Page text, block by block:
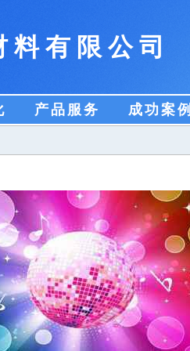
有限公司
产品服务 成功案例